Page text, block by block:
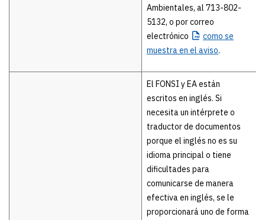
Ambientales, al 713-802-
5132, o por correo
electrónico
como se
muestra en el aviso.
El FONSI y EA están
escritos en inglés. Si
necesita un intérprete o
traductor de documentos
porque el inglés no es su
idioma principal o tiene
dificultades para
comunicarse de manera
efectiva en inglés, se le
proporcionará uno de forma